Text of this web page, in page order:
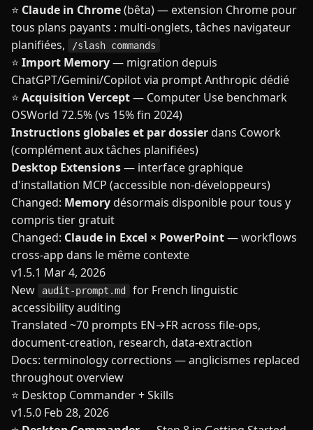
⭐ Claude in Chrome(bêta) — extension Chrome pour
tous plans payants : multi-onglets, tâches navigateur
planifiées,
/slash commands
⭐ Import Memory— migration depuis
ChatGPT/Gemini/Copilot via prompt Anthropic dédié
⭐ Acquisition Vercept— Computer Use benchmark
OSWorld 72.5% (vs 15% fin 2024)
Instructions globales et par dossier dans Cowork
(complément aux tâches planifiées)
Desktop Extensions— interface graphique
d'installation MCP (accessible non-développeurs)
Changed: Memory désormais disponible pour tous y
compris tier gratuit
Changed: Claude in Excel × PowerPoint— workflows
cross-app dans le même contexte
v1.5.1 Mar 4, 2026
New
audit-prompt.md
for French linguistic
accessibility auditing
Translated ~70 prompts EN→FR across file-ops,
document-creation, research, data-extraction
Docs: terminology corrections — anglicismes replaced
throughout overview
⭐ Desktop Commander + Skills
v1.5.0 Feb 28, 2026